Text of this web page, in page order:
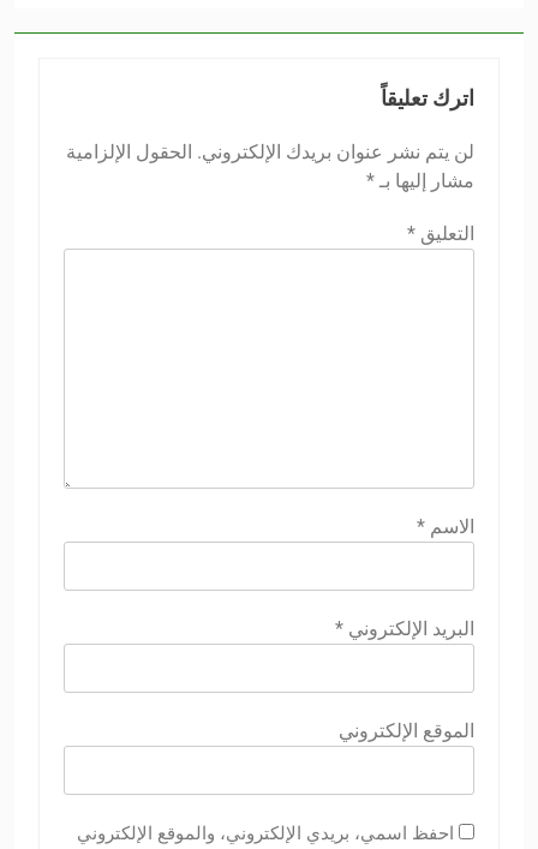
اترك تعليقاً
لن يتم نشر عنوان بريدك الإلكتروني. الحقول الإلزامية
مشار إليها بـ *
التعليق *
الاسم *
البريد الإلكتروني *
الموقع الإلكتروني
احفظ اسمي، بريدي الإلكتروني، والموقع الإلكتروني